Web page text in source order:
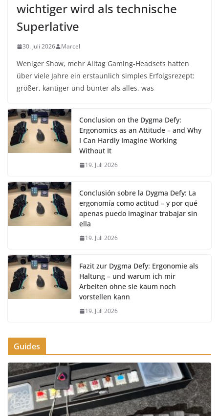
wichtiger wird als technische
Superlative
30. Juli 2026 Marcel
Weniger Show, mehr Alltag Gaming-Headsets hatten
über viele Jahre ein erstaunlich simples Erfolgsrezept:
größer, kantiger und bunter als alles, was
Conclusion on the Dygma Defy:
Ergonomics as an Attitude – and Why
I Can Hardly Imagine Working
Without It
19. Juli 2026
Conclusión sobre la Dygma Defy: La
ergonomía como actitud – y por qué
apenas puedo imaginar trabajar sin
ella
19. Juli 2026
Fazit zur Dygma Defy: Ergonomie als
Haltung – und warum ich mir
Arbeiten ohne sie kaum noch
vorstellen kann
19. Juli 2026
Guides